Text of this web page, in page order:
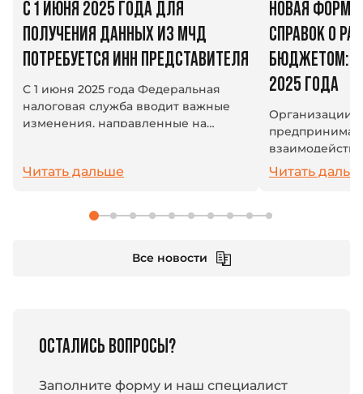
С 1 ИЮНЯ 2025 ГОДА ДЛЯ
ПОЛУЧЕНИЯ ДАННЫХ ИЗ МЧД
ПОТРЕБУЕТСЯ ИНН ПРЕДСТАВИТЕЛЯ
С 1 июня 2025 года Федеральная
налоговая служба вводит важные
изменения, направленные на
тексте машиночитаемой
Читать дальше
НОВАЯ
СПРАВОК О
БЮДЖЕТОМ:
2025 ГОДА
Организации
системой:
взносы и
единый
Читать
Все новости
ОСТАЛИСЬ ВОПРОСЫ?
Заполните форму и наш специалист